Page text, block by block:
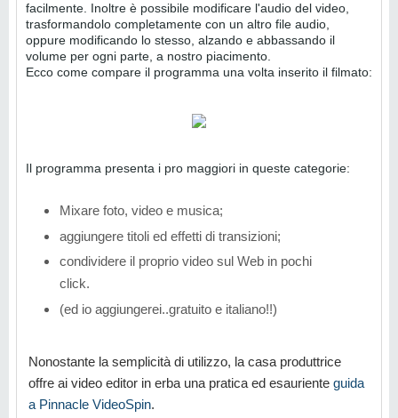
facilmente. Inoltre è possibile modificare l'audio del video,
trasformandolo completamente con un altro file audio,
oppure modificando lo stesso, alzando e abbassando il
volume per ogni parte, a nostro piacimento.
Ecco come compare il programma una volta inserito il filmato:
Il programma presenta i pro maggiori in queste categorie:
Mixare foto, video e musica;
aggiungere titoli ed effetti di transizioni;
condividere il proprio video sul Web in pochi
click.
(ed io aggiungerei..gratuito e italiano!!)
Nonostante la semplicità di utilizzo, la casa produttrice
offre ai video editor in erba una pratica ed esauriente guida
a Pinnacle VideoSpin.